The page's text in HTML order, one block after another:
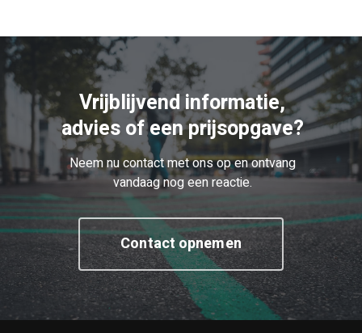
Vrijblijvend informatie,
advies of een prijsopgave?
Neem nu contact met ons op en ontvang
vandaag nog een reactie.
Contact opnemen